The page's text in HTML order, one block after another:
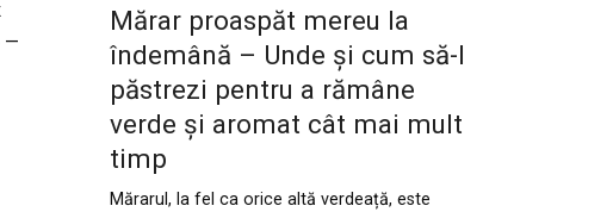
—
Mărar proaspăt mereu la
îndemână – Unde și cum să-l
păstrezi pentru a rămâne
verde și aromat cât mai mult
timp
Mărarul, la fel ca orice altă verdeață, este